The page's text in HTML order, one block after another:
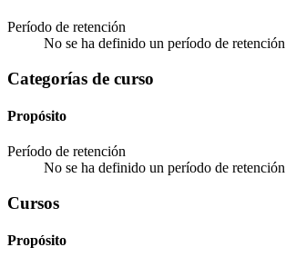
Período de retención
No se ha definido un período de retención
Categorías de curso
Propósito
Período de retención
No se ha definido un período de retención
Cursos
Propósito